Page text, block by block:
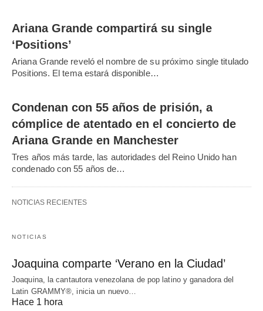
Ariana Grande compartirá su single
‘Positions’
Ariana Grande reveló el nombre de su próximo single titulado
Positions. El tema estará disponible…
Condenan con 55 años de prisión, a
cómplice de atentado en el concierto de
Ariana Grande en Manchester
Tres años más tarde, las autoridades del Reino Unido han
condenado con 55 años de…
NOTICIAS RECIENTES
NOTICIAS
Joaquina comparte ‘Verano en la Ciudad’
Joaquina, la cantautora venezolana de pop latino y ganadora del
Latin GRAMMY®, inicia un nuevo…
Hace 1 hora